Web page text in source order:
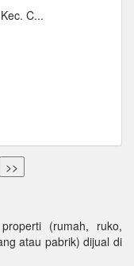
C...
(rumah, ruko,
atau pabrik) dijual di